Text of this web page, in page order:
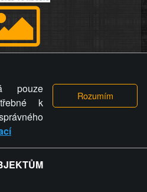
se toto opatření provozovatele
umístila fotografii nebo video na
odstranění fotografie, videa nebo
okolnost uplatnit vůči
nárok na náhradu škody nebo
újmy.
není zvrácenej. To jen
pouze
k